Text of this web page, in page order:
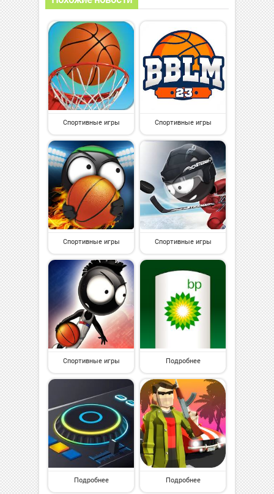
Спортивные игры Спортивные игры
Спортивные игры Спортивные игры
Спортивные игры Подробнее
Подробнее Подробнее